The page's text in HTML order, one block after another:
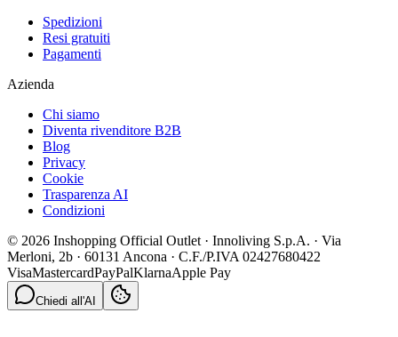
Spedizioni
Resi gratuiti
Pagamenti
Azienda
Chi siamo
Diventa rivenditore B2B
Blog
Privacy
Cookie
Trasparenza AI
Condizioni
© 2026 Inshopping Official Outlet · Innoliving S.p.A. · Via
Merloni, 2b · 60131 Ancona · C.F./P.IVA 02427680422
VisaMastercardPayPalKlarnaApple Pay
Chiedi all'AI